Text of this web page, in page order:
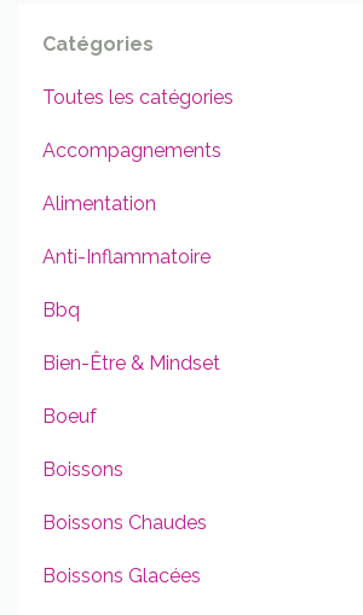
Catégories
Toutes les catégories
Accompagnements
Alimentation
Anti-Inflammatoire
Bbq
Bien-Être & Mindset
Boeuf
Boissons
Boissons Chaudes
Boissons Glacées